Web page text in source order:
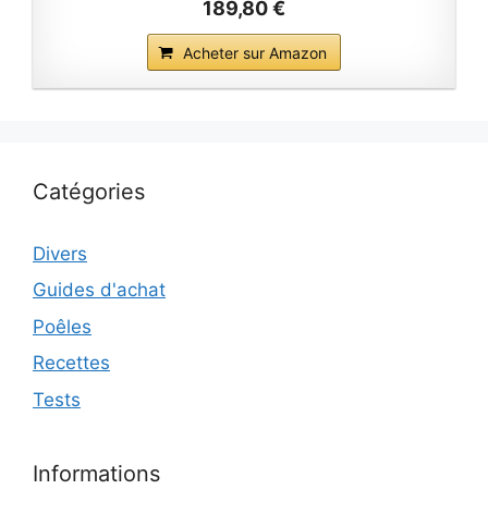
189,80 €
Acheter sur Amazon
Catégories
Divers
Guides d'achat
Poêles
Recettes
Tests
Informations